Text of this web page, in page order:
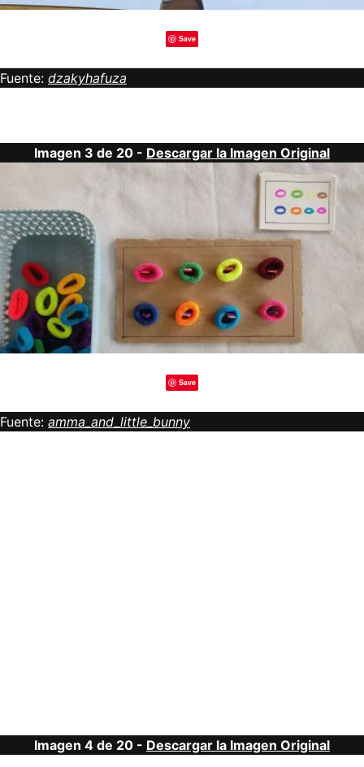
Save
Fuente: dzakyhafuza
Imagen 3 de 20 - Descargar la Imagen Original
Save
Fuente: amma_and_little_bunny
Imagen 4 de 20 - Descargar la Imagen Original